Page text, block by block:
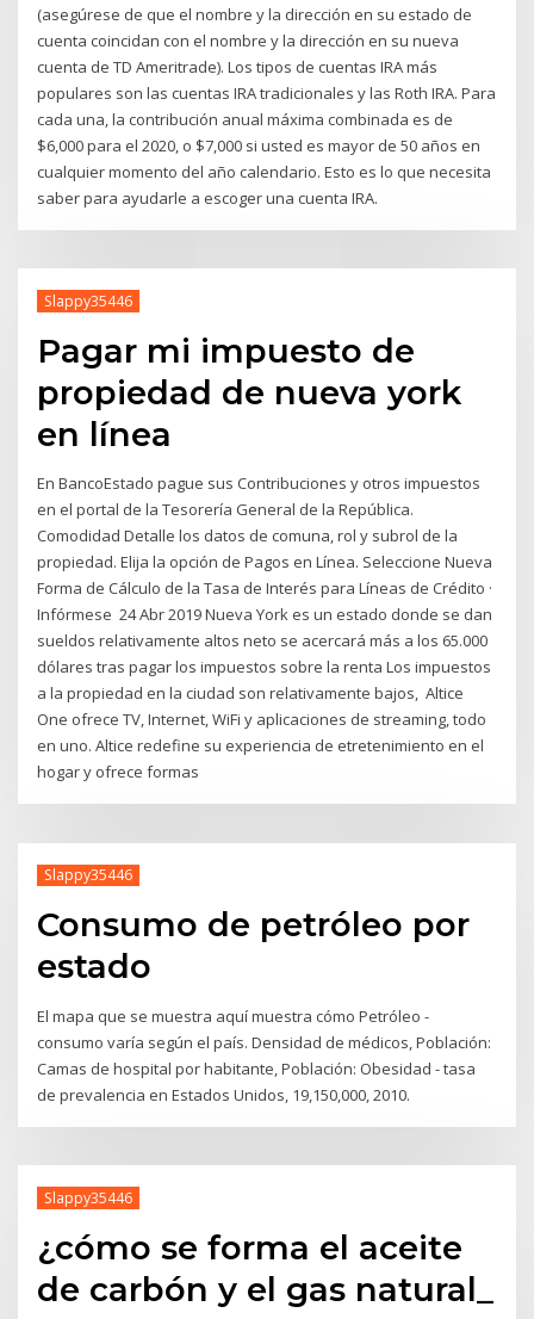
(asegúrese de que el nombre y la dirección en su estado de
cuenta coincidan con el nombre y la dirección en su nueva
cuenta de TD Ameritrade). Los tipos de cuentas IRA más
populares son las cuentas IRA tradicionales y las Roth IRA. Para
cada una, la contribución anual máxima combinada es de
$6,000 para el 2020, o $7,000 si usted es mayor de 50 años en
cualquier momento del año calendario. Esto es lo que necesita
saber para ayudarle a escoger una cuenta IRA.
Slappy35446
Pagar mi impuesto de
propiedad de nueva york
en línea
En BancoEstado pague sus Contribuciones y otros impuestos
en el portal de la Tesorería General de la República.
Comodidad Detalle los datos de comuna, rol y subrol de la
propiedad. Elija la opción de Pagos en Línea. Seleccione Nueva
Forma de Cálculo de la Tasa de Interés para Líneas de Crédito ·
Infórmese 24 Abr 2019 Nueva York es un estado donde se dan
sueldos relativamente altos neto se acercará más a los 65.000
dólares tras pagar los impuestos sobre la renta Los impuestos
a la propiedad en la ciudad son relativamente bajos, Altice
One ofrece TV, Internet, WiFi y aplicaciones de streaming, todo
en uno. Altice redefine su experiencia de etretenimiento en el
hogar y ofrece formas
Slappy35446
Consumo de petróleo por
estado
El mapa que se muestra aquí muestra cómo Petróleo -
consumo varía según el país. Densidad de médicos, Población:
Camas de hospital por habitante, Población: Obesidad - tasa
de prevalencia en Estados Unidos, 19,150,000, 2010.
Slappy35446
¿cómo se forma el aceite
de carbón y el gas natural_